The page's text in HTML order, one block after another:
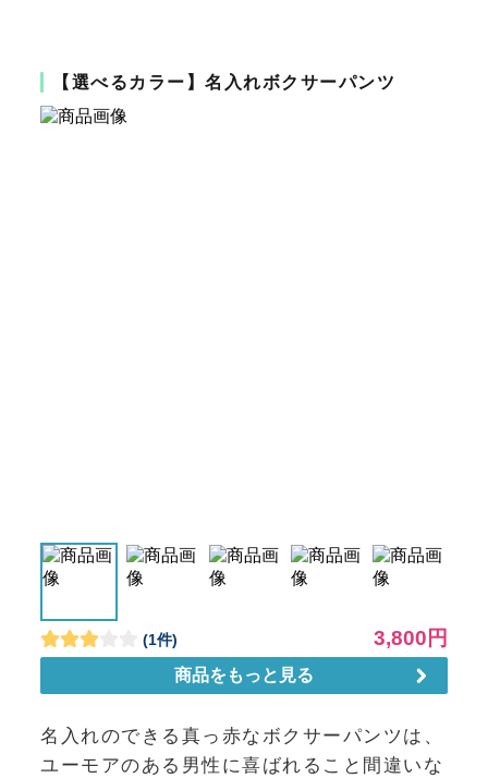
【選べるカラー】名入れボクサーパンツ
名入れのできる真っ赤なボクサーパンツは、
ユーモアのある男性に喜ばれること間違いな